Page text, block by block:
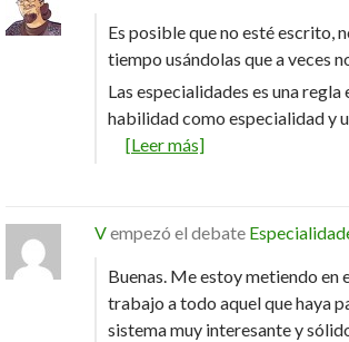
Es posible que no esté escrito,
tiempo usándolas que a veces
Las especialidades es una
habilidad como especialidad y
[Leer más]
Vempezó el debate
Buenas. Me estoy metiendo en
trabajo a todo aquel que haya
sistema muy interesante y